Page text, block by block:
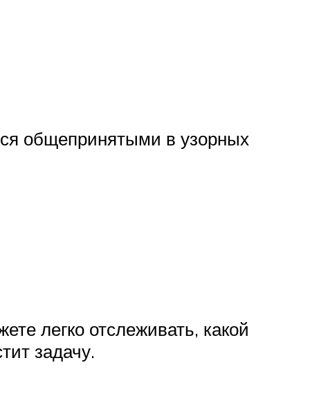
общепринятыми в узорных
легко отслеживать, какой
задачу.